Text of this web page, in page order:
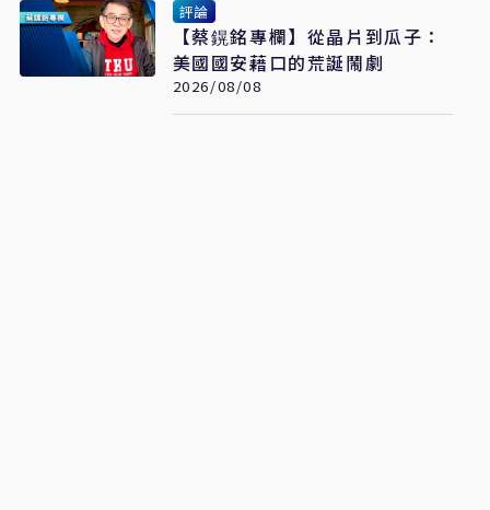
評論
【蔡鎤銘專欄】從晶片到瓜子：
美國國安藉口的荒誕鬧劇
2026/08/08